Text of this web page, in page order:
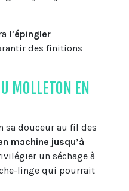
l’épingler
des finitions
MOLLETON EN
sa douceur au fil des
machine jusqu’à
un séchage à
linge qui pourrait